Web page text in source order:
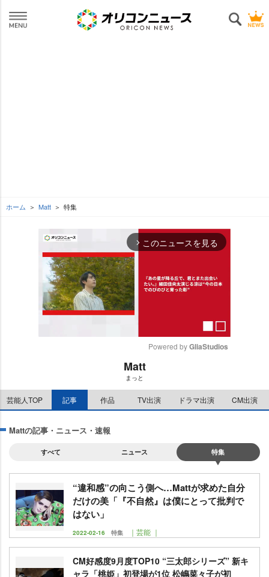
ホーム Matt 特集
arrow_forward_ios このニュースを見る
e
Powered by GliaStudios
Matt
まっと
芸能人TOP 記事 作品 TV出演 ドラマ出演 CM出演
Mattの記事・ニュース・速報
すべて ニュース 特集
“違和感”の向こう側へ…Mattが求めた自分
だけの美「『不自然』は僕にとって批判で
はない」
2022-02-16 特集 ｜芸能 ｜
CM好感度9月度TOP10 “三太郎シリーズ” 新キ
ャラ「桃姫」初登場が1位 松嶋菜々子が初